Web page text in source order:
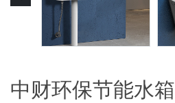
中财环保节能水箱